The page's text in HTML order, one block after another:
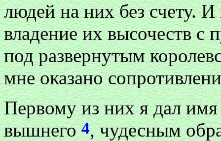
людей на них без счету. И
владение их высочеств
под развернутым
мне оказано
Первому из них я дал
вышнего4, чудесным